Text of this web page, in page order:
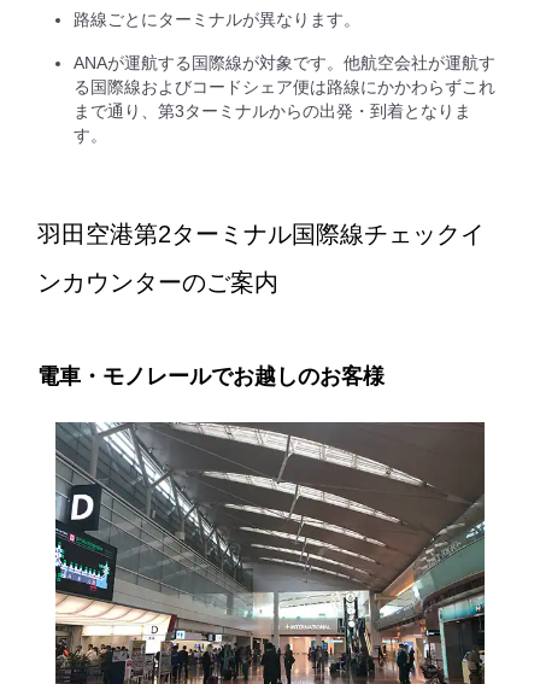
路線ごとにターミナルが異なります。
ANAが運航する国際線が対象です。他航空会社が運航す
る国際線およびコードシェア便は路線にかかわらずこれ
まで通り、第3ターミナルからの出発・到着となりま
す。
羽田空港第2ターミナル国際線チェックイ
ンカウンターのご案内
電車・モノレールでお越しのお客様